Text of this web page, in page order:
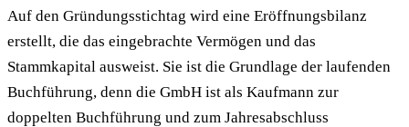
Auf den Gründungsstichtag wird eine Eröffnungsbilanz
erstellt, die das eingebrachte Vermögen und das
Stammkapital ausweist. Sie ist die Grundlage der laufenden
Buchführung, denn die GmbH ist als Kaufmann zur
doppelten Buchführung und zum Jahresabschluss